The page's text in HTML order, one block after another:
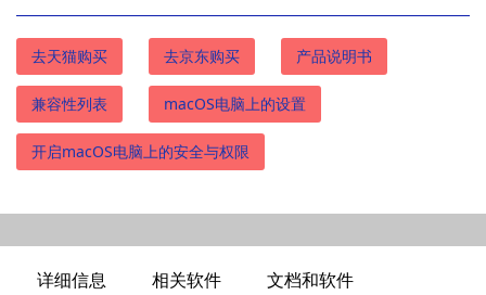
去天猫购买 去京东购买 产品说明书
兼容性列表 macOS电脑上的设置
开启macOS电脑上的安全与权限
详细信息 相关软件 文档和软件